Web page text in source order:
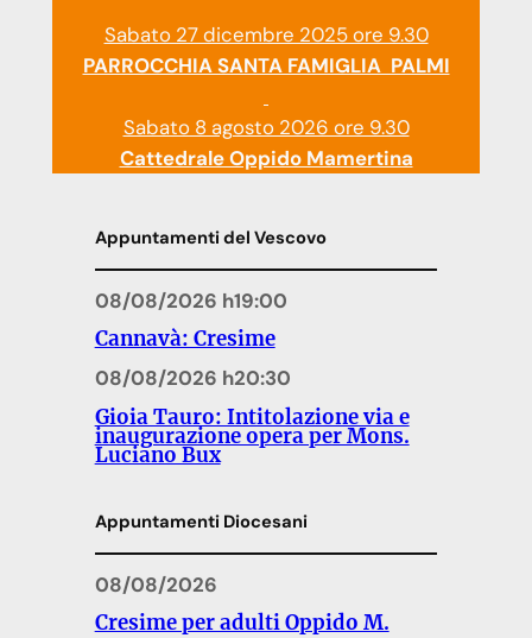
Sabato 27 dicembre 2025 ore 9.30
PARROCCHIA SANTA FAMIGLIA PALMI
Sabato 8 agosto 2026 ore 9.30
Cattedrale Oppido Mamertina
Appuntamenti del Vescovo
08/08/2026 h19:00
Cannavà: Cresime
08/08/2026 h20:30
Gioia Tauro: Intitolazione via e
inaugurazione opera per Mons.
Luciano Bux
Appuntamenti Diocesani
08/08/2026
Cresime per adulti Oppido M.